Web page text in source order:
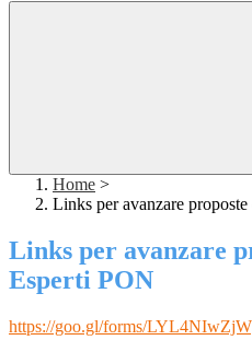
Home >
Links per avanzare
Links per avanzare
Esperti PON
https://goo.gl/forms/